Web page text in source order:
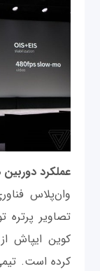
عملکرد
تصاویر
کوین ایپاش
کرده است.